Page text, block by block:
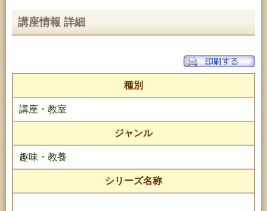
講座情報 詳細
種別
講座・教室
ジャンル
趣味・教養
シリーズ名称